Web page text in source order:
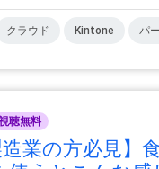
クラウド Kintone パ
聴無料
造業の方必見】